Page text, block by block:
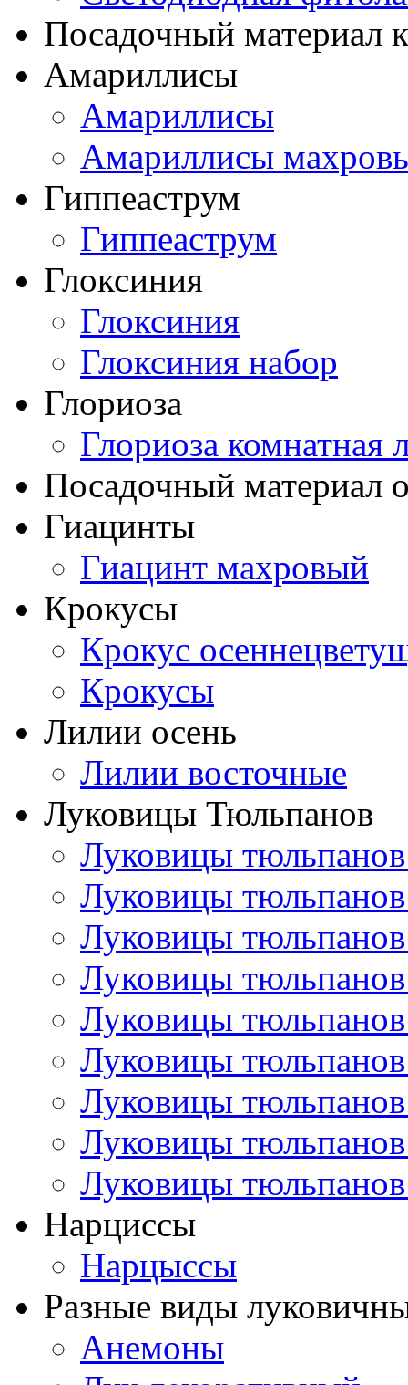
Посадочный материал
Амариллисы
Амариллисы
Амариллисы
Гиппеаструм
Гиппеаструм
Глоксиния
Глоксиния
Глоксиния набор
Глориоза
Глориоза комнатная
Посадочный материал
Гиацинты
Гиацинт махровый
Крокусы
Крокус
Крокусы
Лилии осень
Лилии восточные
Луковицы Тюльпанов
Луковицы
Луковицы
Луковицы
Луковицы
Луковицы
Луковицы
Луковицы
Луковицы
Луковицы
Нарциссы
Нарцыссы
Разные виды
Анемоны